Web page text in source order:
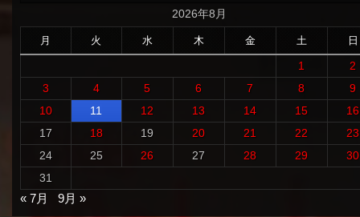
2026年8月
月 火 水 木 金 土 日
1
2
3
4 5 6 7 8
9
10
11 12 13 14 15
16
17
18 19 20 21 22
23
24
25 26 27 28 29
30
31
« 7月
9月 »